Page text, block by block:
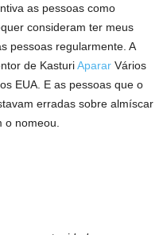
as pessoas como
consideram ter meus
pessoas regularmente. A
de KasturiAparar Vários
EUA. E as pessoas que o
erradas sobre almíscar
nomeou.